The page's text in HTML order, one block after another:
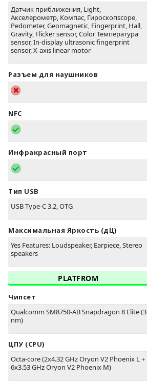
Датчик приближения, Light,
Акселерометр, Компас, Гироскопscope,
Pedometer, Geomagnetic, Fingerprint, Hall,
Gravity, Flicker sensor, Color Температура
sensor, In-display ultrasonic fingerprint
sensor, X-axis linear motor
Разъем для наушников
NFC
Инфракрасный порт
Тип USB
USB Type-C 3.2, OTG
Максимальная Яркость (дЦ)
Yes Features: Loudspeaker, Earpiece, Stereo
speakers
PLATFROM
Чипсет
Qualcomm SM8750-AB Snapdragon 8 Elite (3
nm)
ЦПУ (CPU)
Octa-core (2x4.32 GHz Oryon V2 Phoenix L +
6x3.53 GHz Oryon V2 Phoenix M)